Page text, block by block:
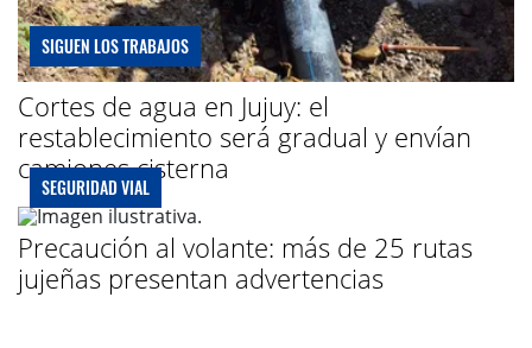
SIGUEN LOS TRABAJOS
Cortes de agua en Jujuy: el
restablecimiento será gradual y envían
camiones cisterna
SEGURIDAD VIAL
Precaución al volante: más de 25 rutas
jujeñas presentan advertencias